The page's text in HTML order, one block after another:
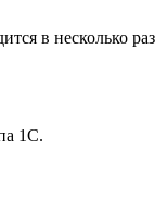
в несколько раз
1С.